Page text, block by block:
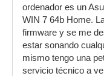
ordenador es un
WIN 7 64b Home.
firmware y se me
estar sonando
mismo tengo una
servicio técnico a